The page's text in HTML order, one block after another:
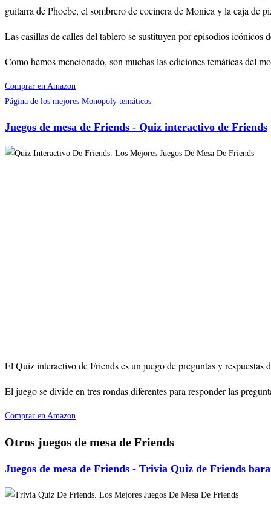
guitarra de Phoebe, el sombrero de cocinera de Monica y la caja de
Las casillas de calles del tablero se sustituyen por episodios icónicos
Como hemos mencionado, son muchas las ediciones temáticas del
Comprar en Amazon
Página de los mejores Monopoly temáticos
Juegos de mesa de Friends - Quiz interactivo de Friends
El Quiz interactivo de Friends es un juego de preguntas y
El juego se divide en tres rondas diferentes para responder las
Comprar en Amazon
Otros juegos de mesa de Friends
Juegos de mesa de Friends - Trivia Quiz de Friends